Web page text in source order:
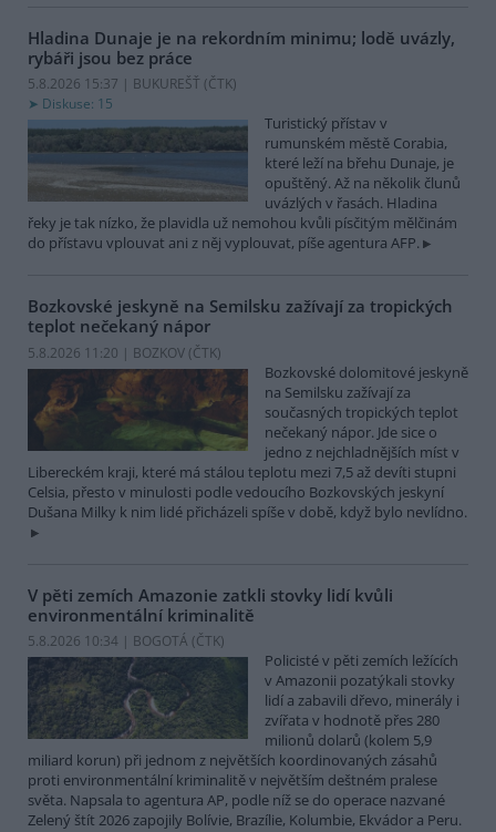
Hladina Dunaje je na rekordním minimu; lodě uvázly,
rybáři jsou bez práce
5.8.2026 15:37 | BUKUREŠŤ (ČTK)
Diskuse: 15
Turistický přístav v
rumunském městě Corabia,
které leží na břehu Dunaje, je
opuštěný. Až na několik člunů
uvázlých v řasách. Hladina
řeky je tak nízko, že plavidla už nemohou kvůli písčitým mělčinám
do přístavu vplouvat ani z něj vyplouvat, píše agentura AFP.
Bozkovské jeskyně na Semilsku zažívají za tropických
teplot nečekaný nápor
5.8.2026 11:20 | BOZKOV (ČTK)
Bozkovské dolomitové jeskyně
na Semilsku zažívají za
současných tropických teplot
nečekaný nápor. Jde sice o
jedno z nejchladnějších míst v
Libereckém kraji, které má stálou teplotu mezi 7,5 až devíti stupni
Celsia, přesto v minulosti podle vedoucího Bozkovských jeskyní
Dušana Milky k nim lidé přicházeli spíše v době, když bylo nevlídno.
V pěti zemích Amazonie zatkli stovky lidí kvůli
environmentální kriminalitě
5.8.2026 10:34 | BOGOTÁ (ČTK)
Policisté v pěti zemích ležících
v Amazonii pozatýkali stovky
lidí a zabavili dřevo, minerály i
zvířata v hodnotě přes 280
milionů dolarů (kolem 5,9
miliard korun) při jednom z největších koordinovaných zásahů
proti environmentální kriminalitě v největším deštném pralese
světa. Napsala to agentura AP, podle níž se do operace nazvané
Zelený štít 2026 zapojily Bolívie, Brazílie, Kolumbie, Ekvádor a Peru.